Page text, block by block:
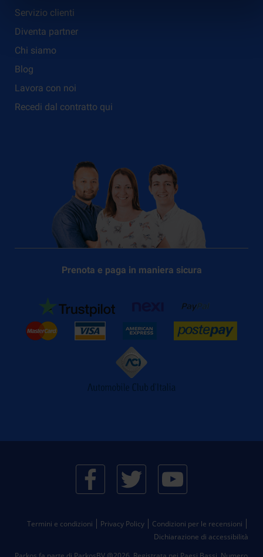
Servizio clienti
Diventa partner
Chi siamo
Blog
Lavora con noi
Recedi dal contratto qui
Prenota e paga in maniera sicura
Termini e condizioni Privacy Policy
Condizioni per le recensioni
Dichiarazione di accessibilità